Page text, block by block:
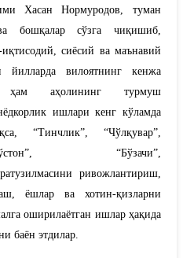
Хасан Нормуродов,
туман
бошқалар сўзга чиқишиб,
сиёсий ва маънавий
йилларда вилоятнинг кенжа
ҳам аҳолининг турмуш
ишлари кенг кўламда
“Тинчлик”, “Чўлқувар”,
“Бўзачи”,
ривожлантириш,
ёшлар ва хотин-қизларни
оширилаётган ишлар ҳақида
баён этдилар.